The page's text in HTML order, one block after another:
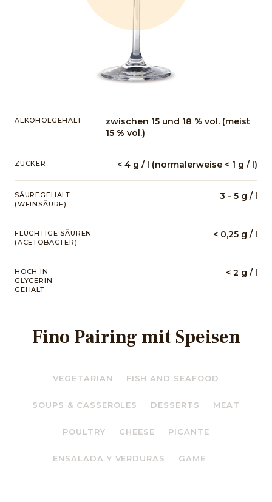
ALKOHOLGEHALT
zwischen 15 und 18 % vol. (meist
15 % vol.)
ZUCKER < 4 g / l (normalerweise < 1 g / l)
SÄUREGEHALT
(WEINSÄURE)
3 - 5 g / l
FLÜCHTIGE SÄUREN
(ACETOBACTER)
< 0,25 g / l
HOCH IN
GLYCERIN
GEHALT
< 2 g / l
Fino Pairing mit Speisen
VEGETARIAN FISH AND SEAFOOD
SOUPS & CASSEROLES DESSERTS MEAT
POULTRY CHEESE PICANTE
ENSALADA Y VERDURAS GAME